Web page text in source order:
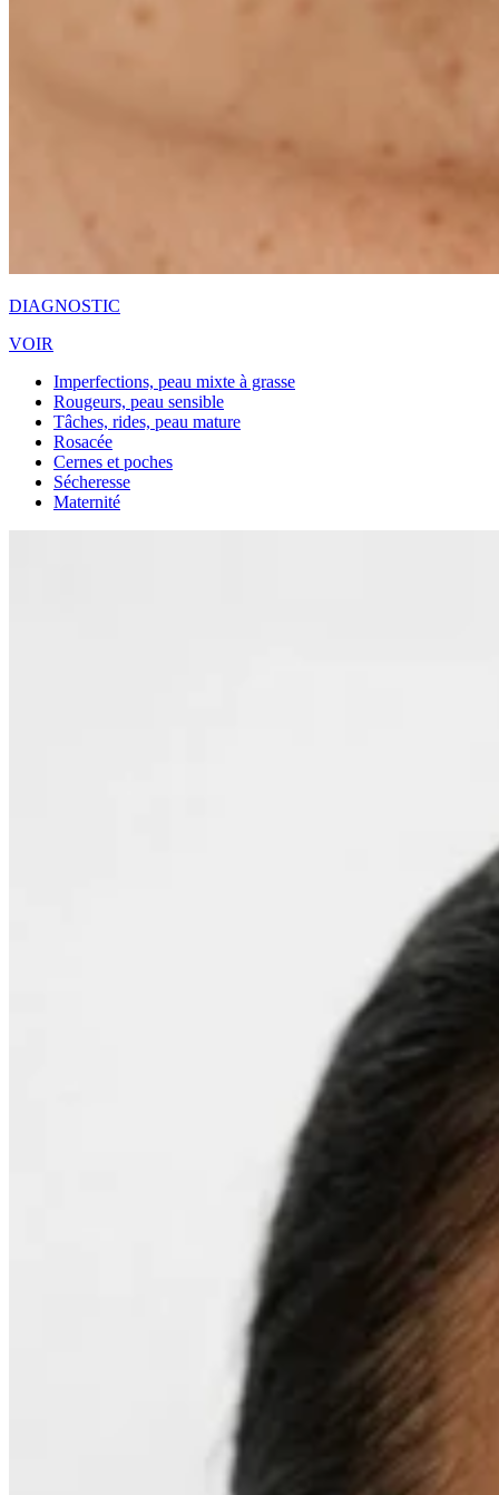
DIAGNOSTIC
VOIR
Imperfections, peau mixte à grasse
Rougeurs, peau sensible
Tâches, rides, peau mature
Rosacée
Cernes et poches
Sécheresse
Maternité